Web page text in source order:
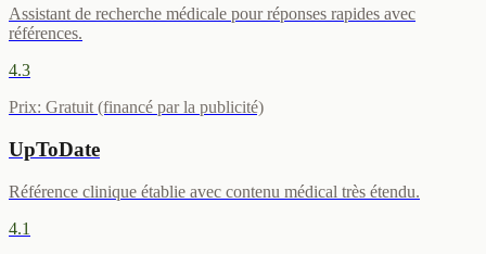
Assistant de recherche médicale pour réponses rapides avec
références.
4.3
Prix: Gratuit (financé par la publicité)
UpToDate
Référence clinique établie avec contenu médical très étendu.
4.1